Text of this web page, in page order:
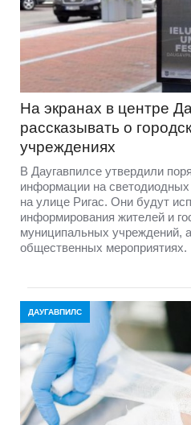
На экранах в центре
рассказывать о
учреждениях
В Даугавпилсе утвердили
информации на
на улице Ригас. Они будут
информирования жителей и
муниципальных учреждений,
общественных мероприятиях.
ДАУГАВПИЛС